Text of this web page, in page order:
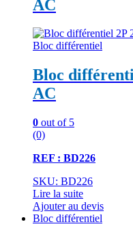
AC
Bloc différentiel
Bloc
AC
0 out of 5
(0)
REF : BD226
SKU: BD226
Lire la suite
Ajouter au devis
Bloc différentiel